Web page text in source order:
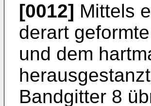
[0012] Mittels
derart
und dem
Bandgitter 8